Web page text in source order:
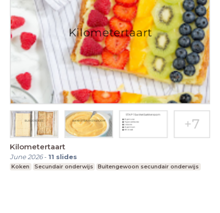
Kilometertaart
June 2026- 11 slides
Koken Secundair onderwijs Buitengewoon secundair onderwijs